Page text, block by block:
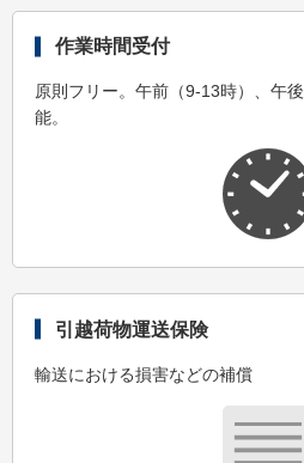
作業時間受付
原則フリー。午前（9-13時）、午
能。
引越荷物運送保険
輸送における損害などの補償